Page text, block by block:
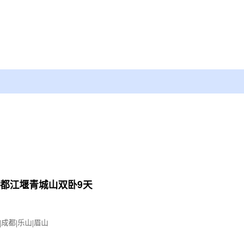
江堰青城山双卧9天
都|乐山|眉山